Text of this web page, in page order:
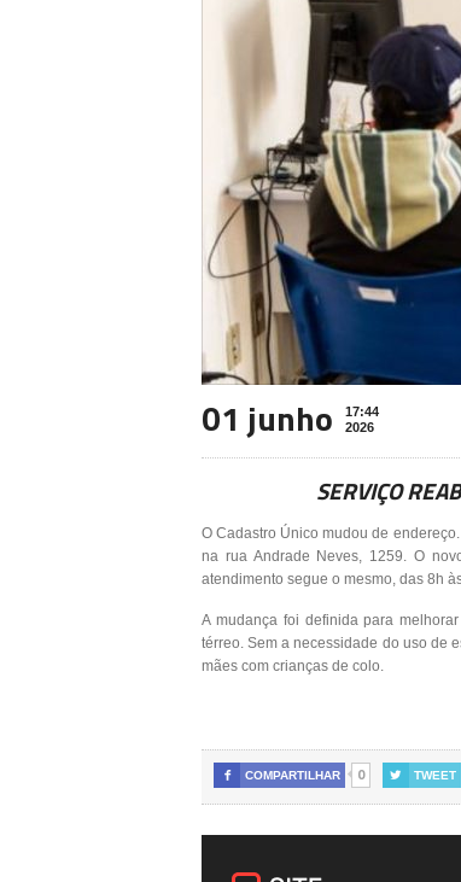
01 junho
17:44
2026
SERVIÇO
O Cadastro Único mudou de
na rua Andrade Neves, 1259. O
atendimento segue o mesmo, das 8h
A mudança foi definida para
térreo. Sem a necessidade do uso de
mães com crianças de colo.
 COMPARTILHAR 0  TWEET